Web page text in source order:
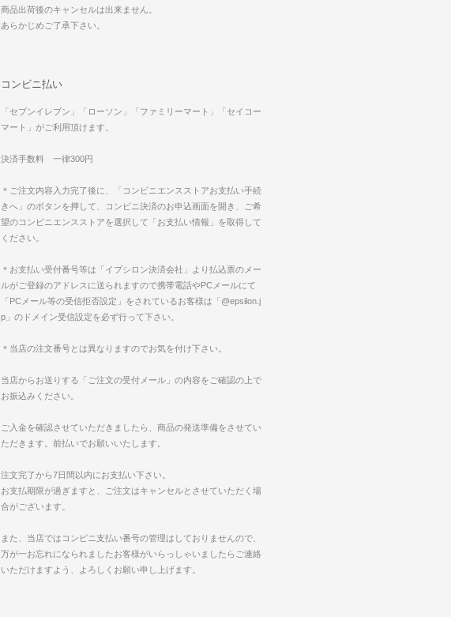
商品出荷後のキャンセルは出来ません。
あらかじめご了承下さい。
コンビニ払い
「セブンイレブン」「ローソン」「ファミリーマート」「セイコー
マート」がご利用頂けます。
決済手数料 一律300円
＊ご注文内容入力完了後に、「コンビニエンスストアお支払い手続
きへ」のボタンを押して、コンビニ決済のお申込画面を開き、ご希
望のコンビニエンスストアを選択して「お支払い情報」を取得して
ください。
＊お支払い受付番号等は「イプシロン決済会社」より払込票のメー
ルがご登録のアドレスに送られますので携帯電話やPCメールにて
「PCメール等の受信拒否設定」をされているお客様は「@epsilon.j
p」のドメイン受信設定を必ず行って下さい。
＊当店の注文番号とは異なりますのでお気を付け下さい。
当店からお送りする「ご注文の受付メール」の内容をご確認の上で
お振込みください。
ご入金を確認させていただきましたら、商品の発送準備をさせてい
ただきます。前払いでお願いいたします。
注文完了から7日間以内にお支払い下さい。
お支払期限が過ぎますと、ご注文はキャンセルとさせていただく場
合がございます。
また、当店ではコンビニ支払い番号の管理はしておりませんので、
万が一お忘れになられましたお客様がいらっしゃいましたらご連絡
いただけますよう、よろしくお願い申し上げます。